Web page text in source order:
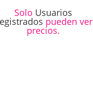
Solo Usuarios
pueden ver
precios.